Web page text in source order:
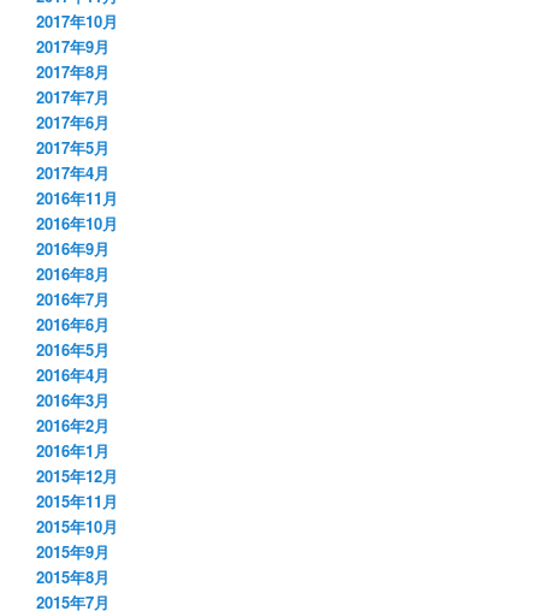
2017年10月
2017年9月
2017年8月
2017年7月
2017年6月
2017年5月
2017年4月
2016年11月
2016年10月
2016年9月
2016年8月
2016年7月
2016年6月
2016年5月
2016年4月
2016年3月
2016年2月
2016年1月
2015年12月
2015年11月
2015年10月
2015年9月
2015年8月
2015年7月